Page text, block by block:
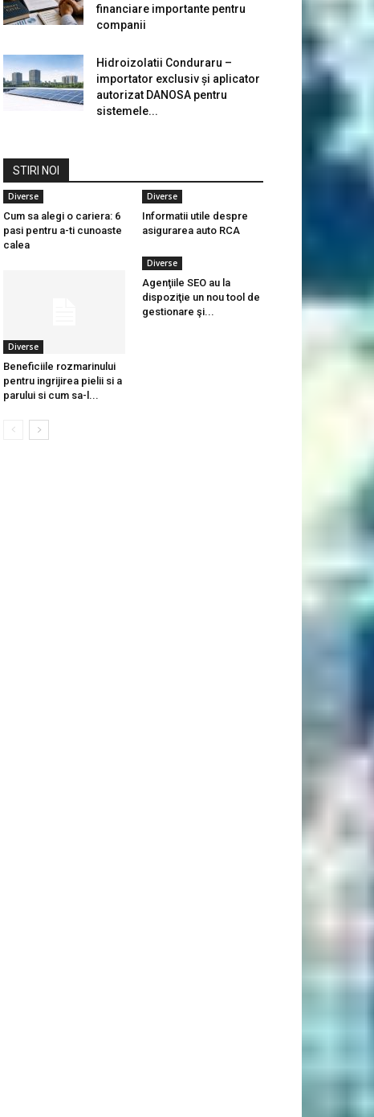
financiare importante pentru
companii
Hidroizolatii Conduraru –
importator exclusiv și aplicator
autorizat DANOSA pentru
sistemele...
STIRI NOI
Diverse
Cum sa alegi o cariera: 6
pasi pentru a-ti cunoaste
calea
Diverse
Informatii utile despre
asigurarea auto RCA
Diverse
Beneficiile rozmarinului
pentru ingrijirea pielii si a
parului si cum sa-l...
Diverse
Agenţiile SEO au la
dispoziţie un nou tool de
gestionare şi...